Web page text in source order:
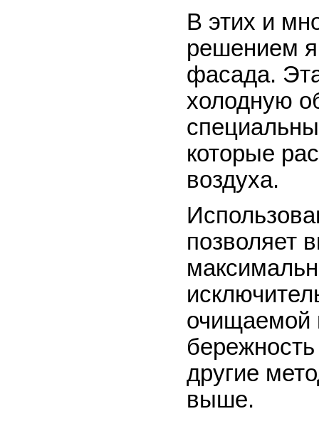
В этих и
решением
фасада.
холодную
которые
воздуха.
позволяет
очищаемой
другие
выше.